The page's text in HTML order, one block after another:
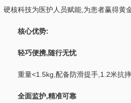
硬核科技为医护人员赋能,为患者赢得黄
核心优势:
轻巧便携,随行无忧
重量<1.5kg,配备防滑提手,1.2米抗
全面监护,精准可靠